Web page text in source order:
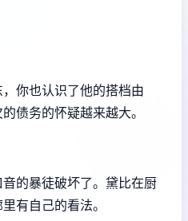
你也认识了他的搭档由
债务的怀疑越来越大。
的暴徒破坏了。黛比在厨
有自己的看法。